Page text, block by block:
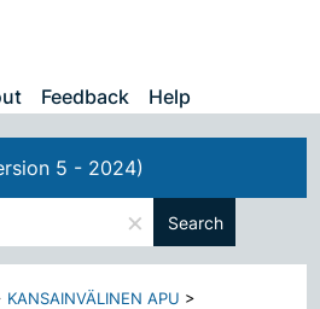
Feedback Help
5 - 2024)
× Search
KANSAINVÄLINEN APU >